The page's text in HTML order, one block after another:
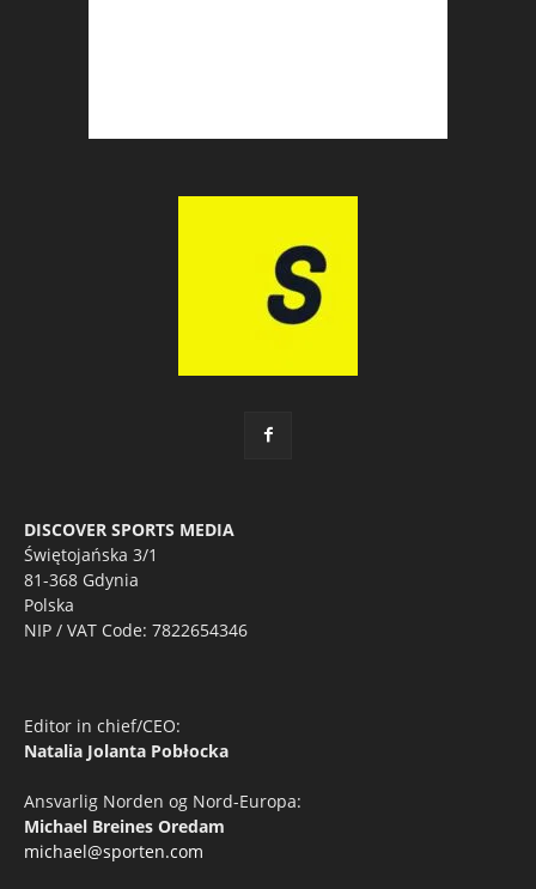
DISCOVER SPORTS MEDIA
Świętojańska 3/1
81-368 Gdynia
Polska
NIP / VAT Code: 7822654346
Editor in chief/CEO:
Natalia Jolanta Pobłocka
Ansvarlig Norden og Nord-Europa:
Michael Breines Oredam
michael@sporten.com